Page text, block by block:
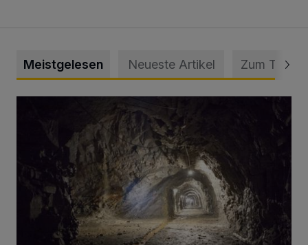
Meistgelesen Neueste Artikel Zum Thema